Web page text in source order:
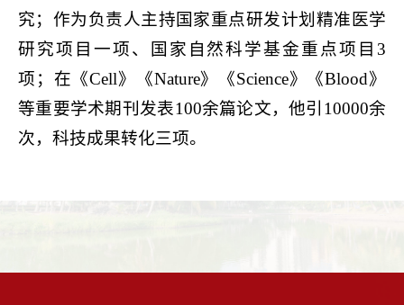
究；作为负责人主持国家重点研发计划精准医学
研究项目一项、国家自然科学基金重点项目 3
项 ；在《Cell》《Nature》《Science》《Blood》
等重要学术期刊发表100余篇论文，他引 10000余
次，科技成果转化三项。